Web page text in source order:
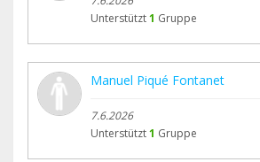
Unterstützt1 Gruppe
Manuel Piqué Fontanet
7.6.2026
Unterstützt1 Gruppe